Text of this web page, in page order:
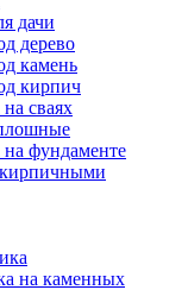
дачи
дерево
камень
кирпич
сваях
фундаменте
кирпичными
на каменных